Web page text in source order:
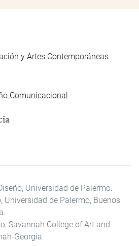
y Artes Contemporáneas
Comunicacional
, Universidad de Palermo.
, Universidad de Palermo, Buenos
, Savannah College of Art and
Georgia.